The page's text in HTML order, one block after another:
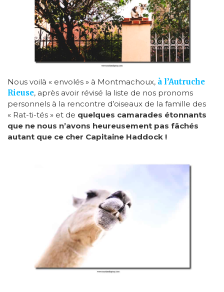
Nous voilà « envolés » à Montmachoux, à l’Autruche
Rieuse, après avoir révisé la liste de nos pronoms
personnels à la rencontre d’oiseaux de la famille des
« Rat-ti-tés » et de quelques camarades étonnants
que ne nous n’avons heureusement pas fâchés
autant que ce cher Capitaine Haddock !